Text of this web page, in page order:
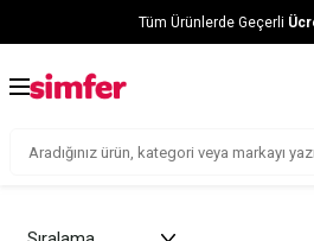
Tüm Ürünlerde Geçerli